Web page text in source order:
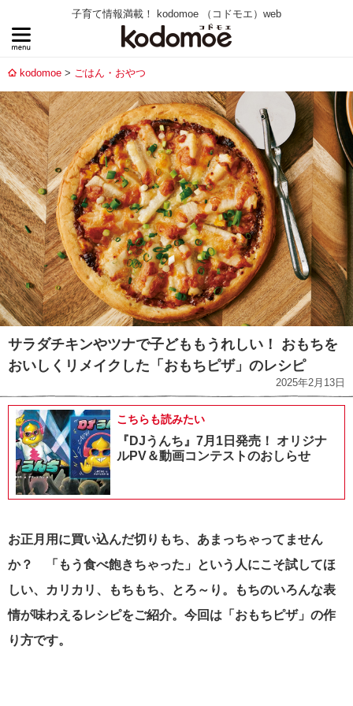
子育て情報満載！ kodomoe （コドモエ）web
kodomoe ごはん・おやつ
サラダチキンやツナで子どももうれしい！ おもちを
おいしくリメイクした「おもちピザ」のレシピ
2025年2月13日
こちらも読みたい
『DJうんち』7月1日発売！ オリジナ
ルPV＆動画コンテストのおしらせ
お正月用に買い込んだ切りもち、あまっちゃってません
か？ 「もう食べ飽きちゃった」という人にこそ試してほ
しい、カリカリ、もちもち、とろ～り。もちのいろんな表
情が味わえるレシピをご紹介。今回は「おもちピザ」の作
り方です。